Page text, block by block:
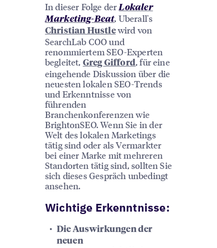
In dieser Folge der Lokaler
Marketing-Beat, Uberall's
Christian Hustlewird von
SearchLab COO und
renommiertem SEO-Experten
begleitet, Greg Gifford, für eine
eingehende Diskussion über die
neuesten lokalen SEO-Trends
und Erkenntnisse von
führenden
Branchenkonferenzen wie
BrightonSEO. Wenn Sie in der
Welt des lokalen Marketings
tätig sind oder als Vermarkter
bei einer Marke mit mehreren
Standorten tätig sind, sollten Sie
sich dieses Gespräch unbedingt
ansehen.
Wichtige Erkenntnisse:
Die Auswirkungen der
neuen